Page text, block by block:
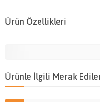
Ürün Özellikleri
Ürünle İlgili Merak